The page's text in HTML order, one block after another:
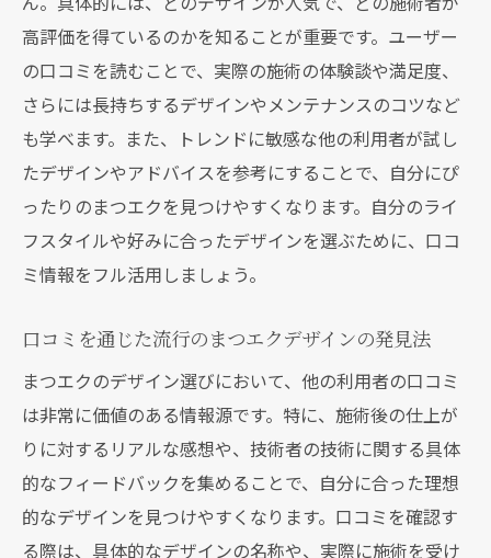
高評価を得ているのかを知ることが重要です。ユーザー
の口コミを読むことで、実際の施術の体験談や満足度、
さらには長持ちするデザインやメンテナンスのコツなど
も学べます。また、トレンドに敏感な他の利用者が試し
たデザインやアドバイスを参考にすることで、自分にぴ
ったりのまつエクを見つけやすくなります。自分のライ
フスタイルや好みに合ったデザインを選ぶために、口コ
ミ情報をフル活用しましょう。
口コミを通じた流行のまつエクデザインの発見法
まつエクのデザイン選びにおいて、他の利用者の口コミ
は非常に価値のある情報源です。特に、施術後の仕上が
りに対するリアルな感想や、技術者の技術に関する具体
的なフィードバックを集めることで、自分に合った理想
的なデザインを見つけやすくなります。口コミを確認す
る際は、具体的なデザインの名称や、実際に施術を受け